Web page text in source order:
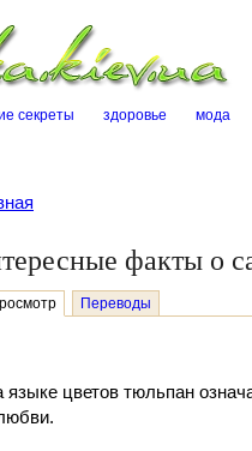
секреты здоровье мода
факты о
Переводы
языке цветов тюльпан